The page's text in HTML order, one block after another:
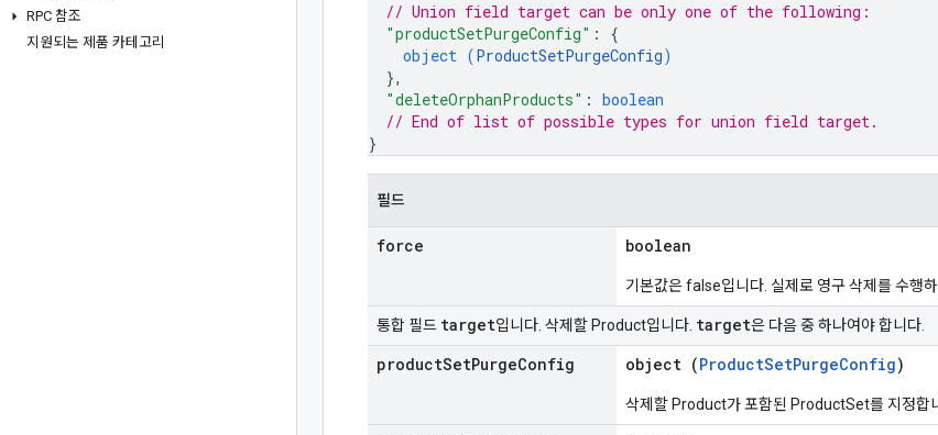
RPC 참조
지원되는 제품 카테고리
// Union field target can be only one of the following:
"productSetPurgeConfig" : {
object (ProductSetPurgeConfig)
},
"deleteOrphanProducts" : boolean
// End of list of possible types for union field target.
}
필드
force boolean
기본값은 false입니다. 실제로 영구 삭제를 수행
통합 필드 target입니다. 삭제할 Product입니다. target은 다음 중 하나여야 합니다.
productSetPurgeConfig object (ProductSetPurgeConfig)
삭제할 Product가 포함된 ProductSet를 지정합